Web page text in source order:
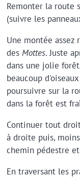
Remonter la route
(suivre les
Une montée
des Mottes. Juste
dans une jolie
beaucoup
poursuivre sur la
dans la forêt est
Continuer tout
à droite puis,
chemin pédestre
En traversant les